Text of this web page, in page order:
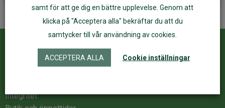
Kundservice
Integritet
ÅF Login
samt för att ge dig en bättre upplevelse. Genom att
klicka på "Acceptera alla" bekräftar du att du
samtycker till vår användning av cookies.
ACCEPTERA ALLA Cookie inställningar